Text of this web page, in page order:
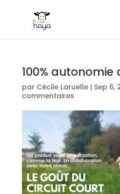
100%
par Cécile Laruelle| Sep 6,
commentaires